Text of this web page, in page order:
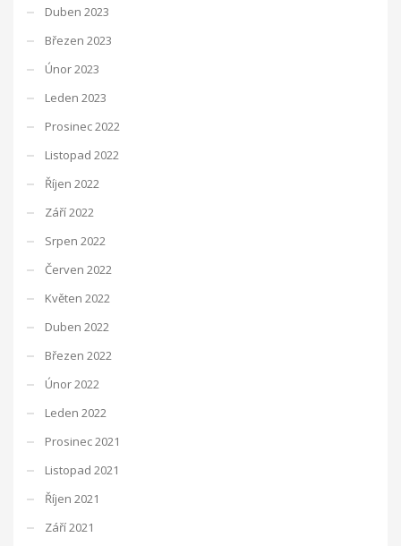
Duben 2023
Březen 2023
Únor 2023
Leden 2023
Prosinec 2022
Listopad 2022
Říjen 2022
Září 2022
Srpen 2022
Červen 2022
Květen 2022
Duben 2022
Březen 2022
Únor 2022
Leden 2022
Prosinec 2021
Listopad 2021
Říjen 2021
Září 2021